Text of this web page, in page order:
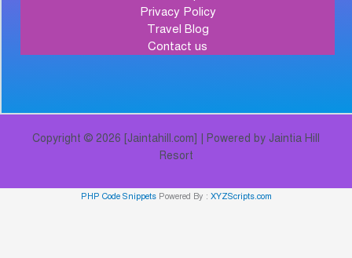
Privacy Policy
Travel Blog
Contact us
Copyright © 2026 [Jaintahill.com] | Powered by Jaintia Hill
Resort
PHP Code SnippetsPowered By : XYZScripts.com